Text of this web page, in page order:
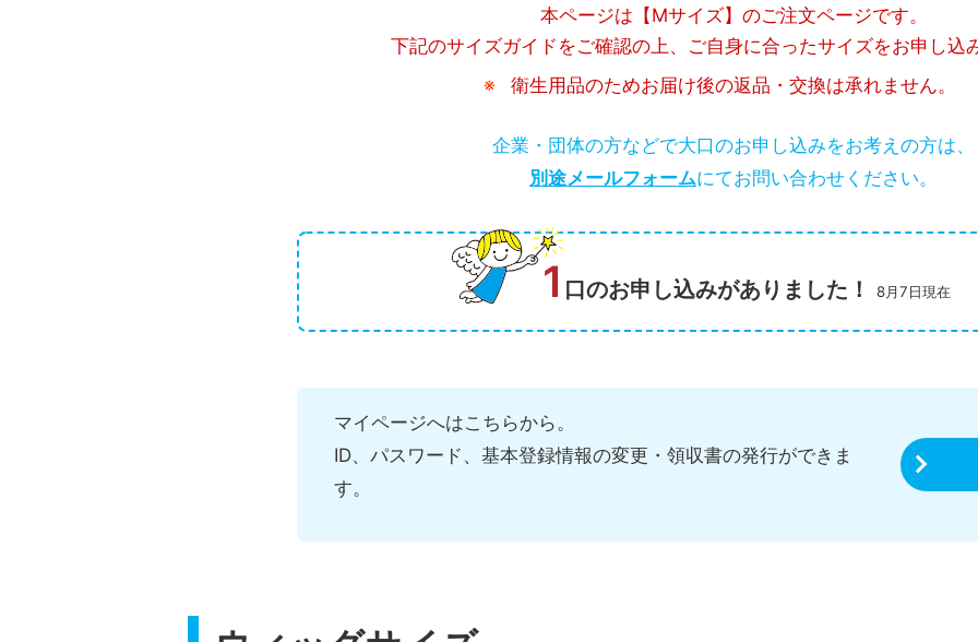
本ページは【Mサイズ】のご注文ページです。
下記のサイズガイドをご確認の上、ご自身に合ったサイズをお申し込
衛生用品のためお届け後の返品・交換は承れません。
企業・団体の方などで大口のお申し込みをお考えの方は、
別途メールフォームにてお問い合わせください。
1 口のお申し込みがありました！ 8月7日現在
マイページへはこちらから。
ID、パスワード、基本登録情報の変更・領収書の発行ができま
す。